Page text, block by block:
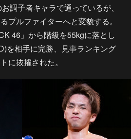
調子者キャラで通っているが、
プルファイターへと変貌する。
46」から階級を55kgに落とし
を相手に完勝、見事ランキング
に抜擢された。